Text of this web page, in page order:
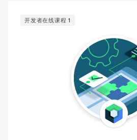
开发者在线课程 1